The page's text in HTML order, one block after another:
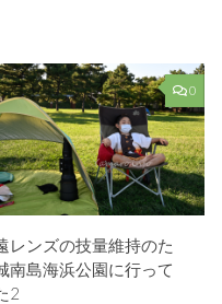
0
レンズの技量維持のた
南島海浜公園に行って
2